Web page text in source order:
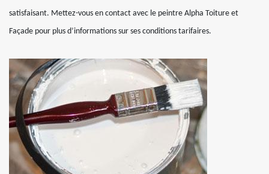
satisfaisant. Mettez-vous en contact avec le peintre Alpha Toiture et
Façade pour plus d’informations sur ses conditions tarifaires.